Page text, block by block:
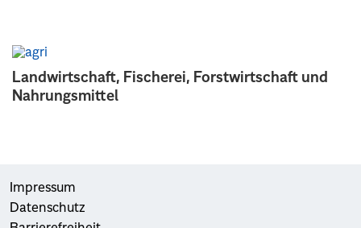
Landwirtschaft, Fischerei, Forstwirtschaft und
Nahrungsmittel
Impressum
Datenschutz